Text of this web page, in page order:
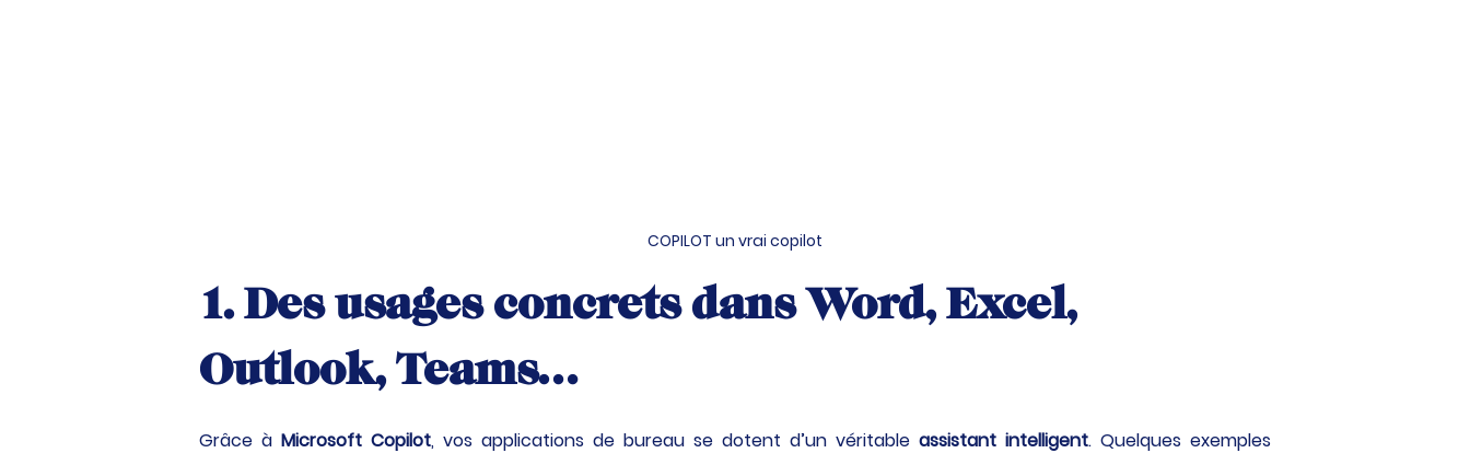
COPILOT un vrai copilot
1. Des usages concrets dans Word, Excel,
Outlook, Teams…
Grâce à Microsoft Copilot, vos applications de bureau se dotent d’un véritable assistant intelligent. Quelques exemples